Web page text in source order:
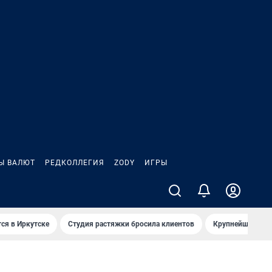
ВАЛЮТ РЕДКОЛЛЕГИЯ ZODY ИГРЫ
в Иркутске Студия растяжки бросила клиентов Крупнейшие